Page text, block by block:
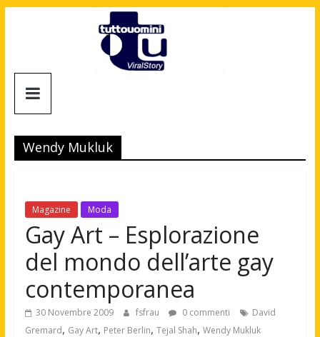
Tuttouomini
Tv,
Cinema,
news
moda
maschile
Wendy Mukluk
Magazine Moda
Gay Art – Esplorazione
del mondo dell’arte gay
contemporanea
30 Novembre 2009 fsfrau 0 commenti
David
Gremard, Gay Art, Peter Berlin, Tejal Shah, Wendy Mukluk